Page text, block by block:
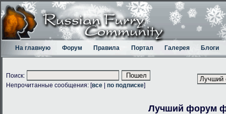
На главную Форум Правила Портал Галерея Блоги
Поиск:
Непрочитанные сообщения: [все по подписке]
Лучший форум